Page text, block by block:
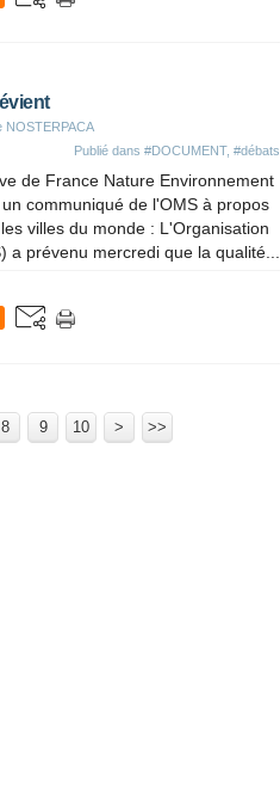
NOSTERPACA
Publié dans #DOCUMENT, #débats
de France Nature Environnement
communiqué de l'OMS à propos
villes du monde : L'Organisation
a prévenu mercredi que la qualité...
8 9 10 > >>